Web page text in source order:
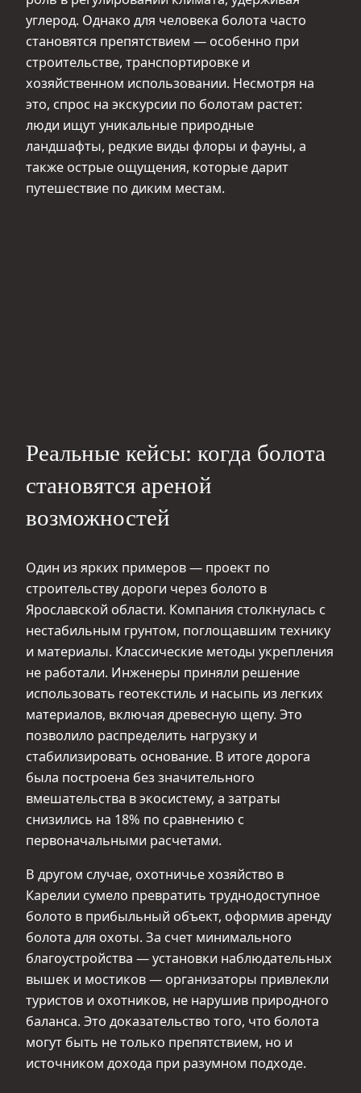
углерод. Однако для человека болота часто
становятся препятствием — особенно при
строительстве, транспортировке и
хозяйственном использовании. Несмотря на
это, спрос на экскурсии по болотам растет:
люди ищут уникальные природные
ландшафты, редкие виды флоры и фауны, а
также острые ощущения, которые дарит
путешествие по диким местам.
Реальные кейсы: когда болота
становятся ареной
возможностей
Один из ярких примеров — проект по
строительству дороги через болото в
Ярославской области. Компания столкнулась с
нестабильным грунтом, поглощавшим технику
и материалы. Классические методы укрепления
не работали. Инженеры приняли решение
использовать геотекстиль и насыпь из легких
материалов, включая древесную щепу. Это
позволило распределить нагрузку и
стабилизировать основание. В итоге дорога
была построена без значительного
вмешательства в экосистему, а затраты
снизились на 18% по сравнению с
первоначальными расчетами.
В другом случае, охотничье хозяйство в
Карелии сумело превратить труднодоступное
болото в прибыльный объект, оформив аренду
болота для охоты. За счет минимального
благоустройства — установки наблюдательных
вышек и мостиков — организаторы привлекли
туристов и охотников, не нарушив природного
баланса. Это доказательство того, что болота
могут быть не только препятствием, но и
источником дохода при разумном подходе.